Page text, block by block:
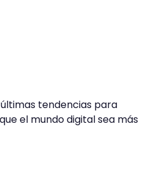
tendencias para
el mundo digital sea más